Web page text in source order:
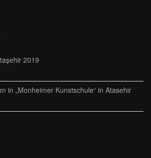
2019
in „Monheimer Kunstschule“ in Atasehir